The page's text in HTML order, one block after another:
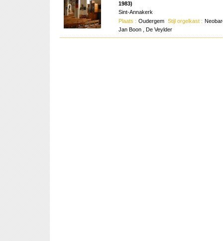
1983)
Sint-Annakerk
Plaats : Oudergem Stijl orgelkast :
Jan Boon , De Veylder